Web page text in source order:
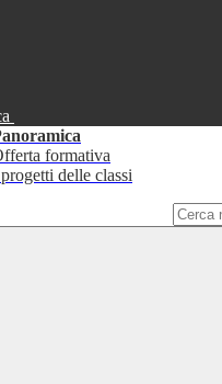
formativa
delle classi